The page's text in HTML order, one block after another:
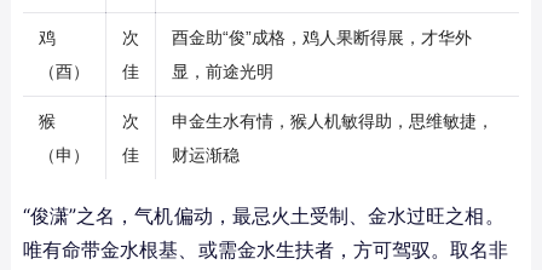
鸡
（酉）
次
佳
酉金助“俊”成格，鸡人果断得展，才华外
显，前途光明
猴
（申）
次
佳
申金生水有情，猴人机敏得助，思维敏捷，
财运渐稳
“俊潇”之名，气机偏动，最忌火土受制、金水过旺之相。
唯有命带金水根基、或需金水生扶者，方可驾驭。取名非